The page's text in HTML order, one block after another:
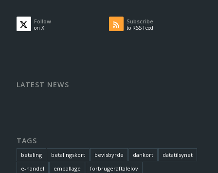
Follow
on X
Subscribe
to RSS Feed
LATEST NEWS
TAGS
betaling betalingskort bevisbyrde dankort
datatilsynet
e-handel
emballage
forbrugeraftalelov